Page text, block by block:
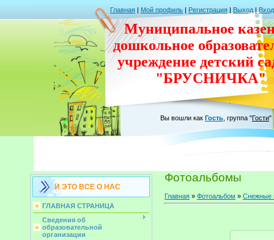
Главная | Мой профиль | Регистрация | Выход | Вход
Муниципальное
дошкольное
учреждение детский
"БРУСНИЧКА"
Вы вошли как Гость группа "Гости"
И ЭТО ВСЕ О НАС
ГЛАВНАЯ СТРАНИЦА
Сведения об
образовательной
организации
Фотоальбомы
Главная » Фотоальбом » Снежные